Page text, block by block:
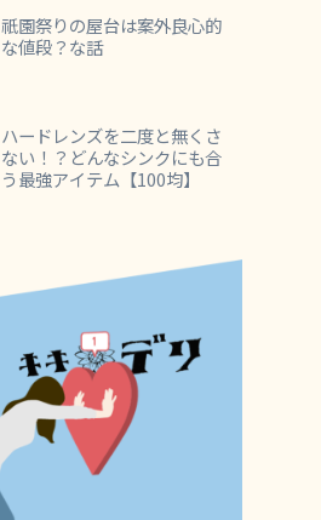
祇園祭りの屋台は案外良心的
な値段？な話
ハードレンズを二度と無くさ
ない！？どんなシンクにも合
う最強アイテム【100均】